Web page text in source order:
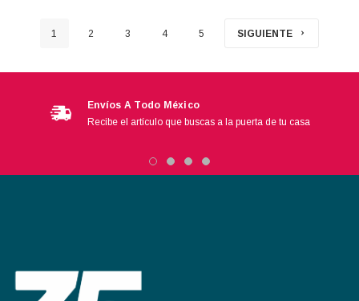
1 2 3 4 5 SIGUIENTE
Envíos A Todo México
Recibe el artículo que buscas a la puerta de tu casa